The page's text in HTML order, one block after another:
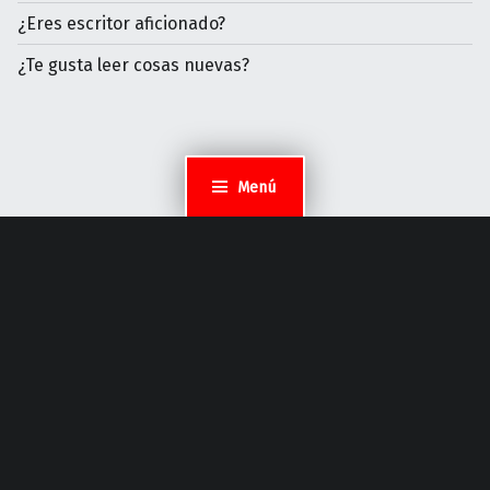
Menú
¿Eres escritor aficionado?
¿Te gusta leer cosas nuevas?